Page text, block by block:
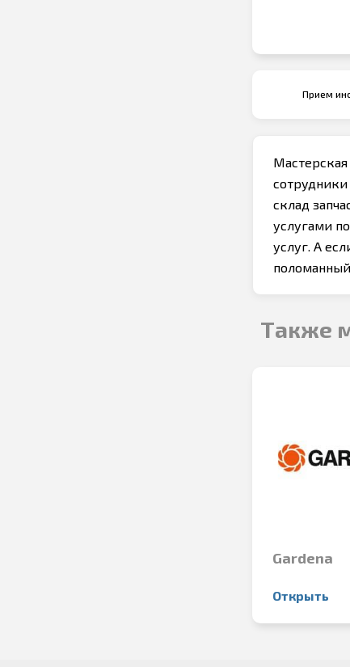
Прием
склад
услугами
услуг. А
Также
Gardena
Открыть